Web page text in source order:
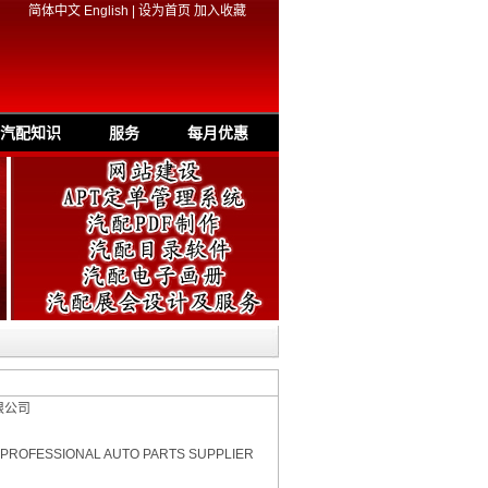
简体中文 English 设为首页 加入收藏
汽配知识 服务 每月优惠
司
AUTO PARTS SUPPLIER